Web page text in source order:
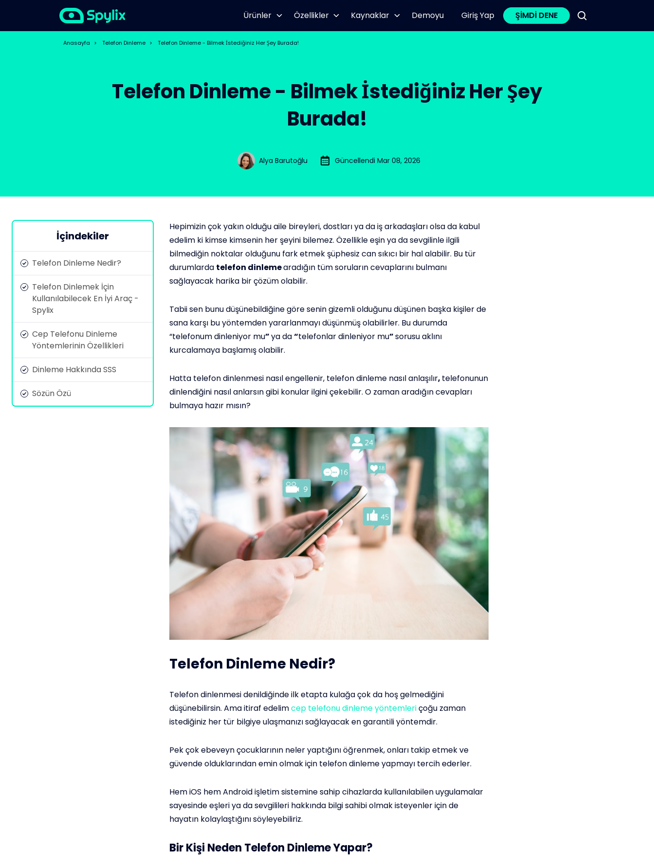
Ürünler Özellikler Kaynaklar Demoyu Giriş Yap ŞİMDİ DENE
Anasayfa > Telefon Dinleme > Telefon Dinleme - Bilmek İstediğiniz Her Şey Burada!
Telefon Dinleme - Bilmek İstediğiniz Her Şey
Burada!
Alya Barutoğlu Güncellendi Mar 08, 2026
İçindekiler
Telefon Dinleme Nedir?
Telefon Dinlemek İçin
Kullanılabilecek En İyi Araç -
Spylix
Cep Telefonu Dinleme
Yöntemlerinin Özellikleri
Dinleme Hakkında SSS
Sözün Özü
Hepimizin çok yakın olduğu aile bireyleri, dostları ya da iş arkadaşları olsa da kabul
edelim ki kimse kimsenin her şeyini bilemez. Özellikle eşin ya da sevgilinle ilgili
bilmediğin noktalar olduğunu fark etmek şüphesiz can sıkıcı bir hal alabilir. Bu tür
durumlarda telefon dinlemearadığın tüm soruların cevaplarını bulmanı
sağlayacak harika bir çözüm olabilir.
Tabii sen bunu düşünebildiğine göre senin gizemli olduğunu düşünen başka kişiler de
sana karşı bu yöntemden yararlanmayı düşünmüş olabilirler. Bu durumda
“telefonum dinleniyor mu”ya da“telefonlar dinleniyor mu”sorusu aklını
kurcalamaya başlamış olabilir.
Hatta telefon dinlenmesi nasıl engellenir, telefon dinleme nasıl anlaşılır, telefonunun
dinlendiğini nasıl anlarsın gibi konular ilgini çekebilir. O zaman aradığın cevapları
bulmaya hazır mısın?
Telefon Dinleme Nedir?
Telefon dinlenmesi denildiğinde ilk etapta kulağa çok da hoş gelmediğini
düşünebilirsin. Ama itiraf edelimcep telefonu dinleme yöntemleriçoğu zaman
istediğiniz her tür bilgiye ulaşmanızı sağlayacak en garantili yöntemdir.
Pek çok ebeveyn çocuklarının neler yaptığını öğrenmek, onları takip etmek ve
güvende olduklarından emin olmak için telefon dinleme yapmayı tercih ederler.
Hem iOS hem Android işletim sistemine sahip cihazlarda kullanılabilen uygulamalar
sayesinde eşleri ya da sevgilileri hakkında bilgi sahibi olmak isteyenler için de
hayatın kolaylaştığını söyleyebiliriz.
Bir Kişi Neden Telefon Dinleme Yapar?